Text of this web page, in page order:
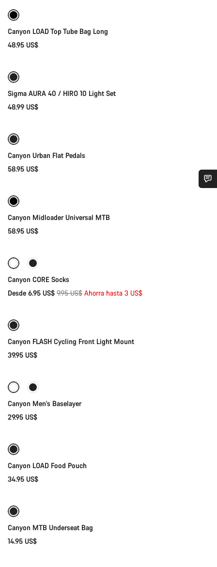
Canyon LOAD Top Tube Bag Long
48.95 US$
Sigma AURA 40 / HIRO 10 Light Set
48.99 US$
Canyon Urban Flat Pedals
58.95 US$
Canyon Midloader Universal MTB
58.95 US$
-30%
Canyon CORE Socks
Desde 6.95 US$ Precio
9.95 US$ Ahorra hasta 3 US$
Añadir al carrito
Canyon FLASH Cycling Front Light Mount
39.95 US$
Canyon Men's Baselayer
29.95 US$
Canyon LOAD Food Pouch
34.95 US$
Canyon MTB Underseat Bag
14.95 US$
Nuestros expertos estarán encantados de responder a tus
preguntas.